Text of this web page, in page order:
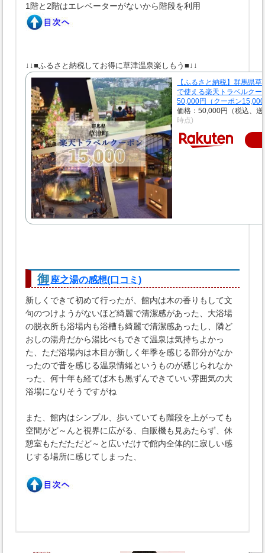
1階と2階はエレベーターがないから階段を利用
↓↓■ふるさと納税してお得に草津温泉楽しもう■↓↓
【ふるさと納税】群馬県
で使える楽天トラベルクー
50,000円（クーポン
価格：50,000円（税込、送
時点)
御座之湯の感想(口コミ)
新しくできて初めて行ったが、館内は木の香りもして文
句のつけようがないほど綺麗で清潔感があった、大浴場
の脱衣所も浴場内も浴槽も綺麗で清潔感あったし、隣ど
おしの湯舟だから湯比べもできて温泉は気持ちよかっ
た、ただ浴場内は木目が新しく年季を感じる部分がなか
ったので昔を感じる温泉情緒というものが感じられなか
った、何十年も経てば木も黒ずんできていい雰囲気の大
浴場になりそうですがね
また、館内はシンプル、歩いていても階段を上がっても
空間がど～んと視界に広がる、自販機も見あたらず、休
憩室もただただど～と広いだけで館内全体的に寂しい感
じする場所に感じてしまった、
湯草津ホテル別館
ホテル櫻井/湯畑草菴/ホテル一井